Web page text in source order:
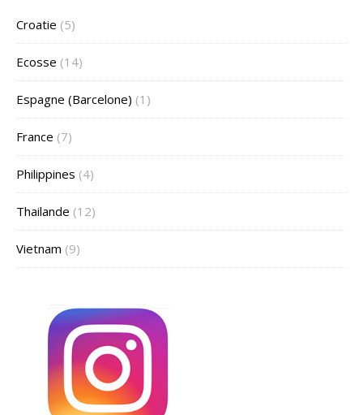
Croatie (5)
Ecosse (14)
Espagne (Barcelone) (1)
France (7)
Philippines (4)
Thailande (12)
Vietnam (9)